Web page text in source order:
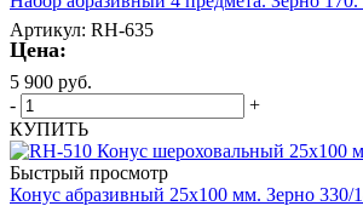
Артикул: RH-635
Цена:
5 900 руб.
-
+
КУПИТЬ
Быстрый просмотр
Конус абразивный 25х100 мм. Зерно 330/